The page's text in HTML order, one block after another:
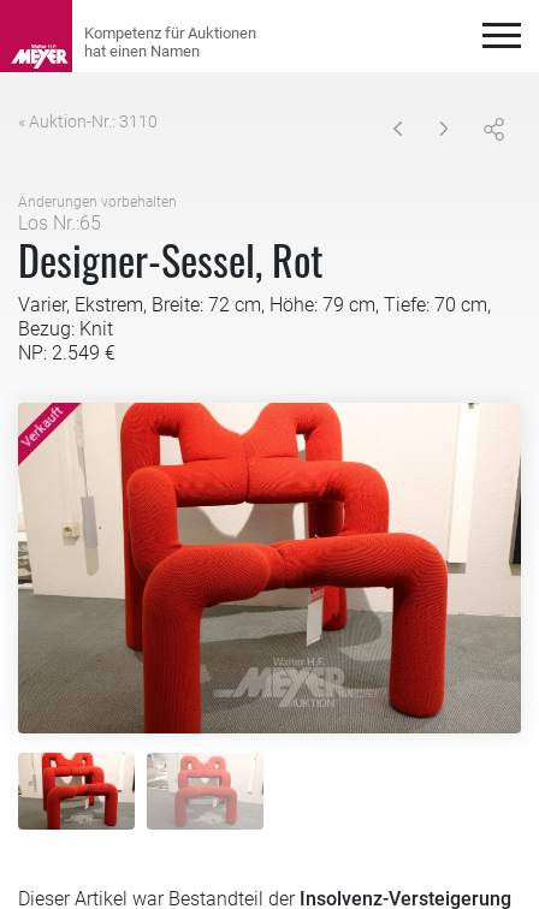
« Auktion-Nr.: 3110
Änderungen vorbehalten
Los Nr.:65
Designer-Sessel, Rot
Varier, Ekstrem, Breite: 72 cm, Höhe: 79 cm, Tiefe: 70 cm,
Bezug: Knit
NP: 2.549 €
Dieser Artikel war Bestandteil der Insolvenz-Versteigerung